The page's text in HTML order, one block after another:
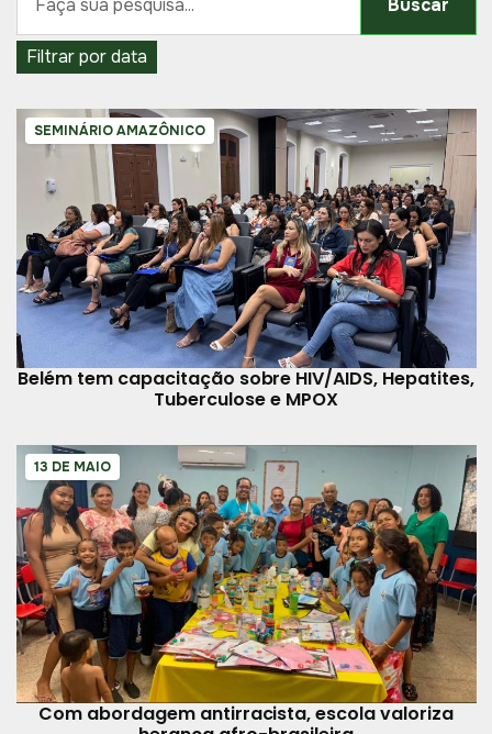
Buscar
Filtrar por data
SEMINÁRIO AMAZÔNICO
Belém tem capacitação sobre HIV/AIDS, Hepatites,
Tuberculose e MPOX
13 DE MAIO
Com abordagem antirracista, escola valoriza